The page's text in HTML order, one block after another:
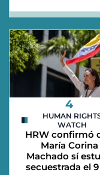
4
HUMAN
WATCH
HRW confirmó
María Corina
Machado sí
secuestrada el